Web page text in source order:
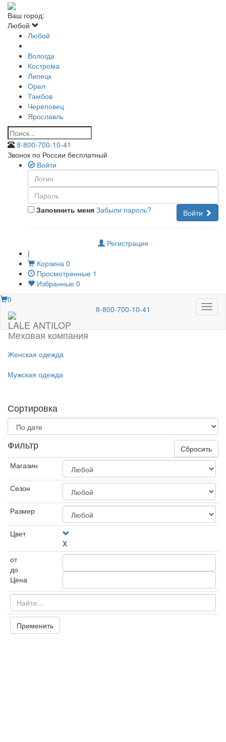
Ваш город:
Любой
Любой
Вологда
Кострома
Липецк
Орел
Тамбов
Череповец
Ярославль
8-800-700-10-41
Звонок по России бесплатный
Войти
Запомнить меня Войти
Забыли пароль?
Регистрация
|
Корзина 0
Просмотренные 1
Избранные 0
Меню
0
LALE ANTILOP
Меховая компания
8-800-700-10-41
Женская одежда
Мужская одежда
Сортировка
Фильтр
Сбросить
Магазин
Сезон
Размер
Цвет
X
от
до
Цена
Применить